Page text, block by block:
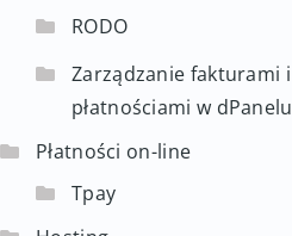
RODO
Zarządzanie fakturami i
płatnościami w dPanelu
Płatności on-line
Tpay